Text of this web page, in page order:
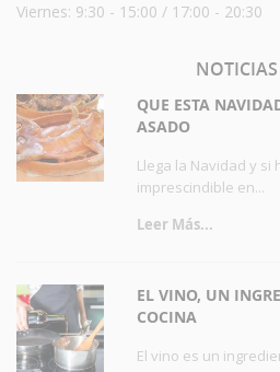
Viernes: 9:30 - 15:00 / 17:00 - 20:30
NOTICIAS
QUE ESTA
ASADO
Llega la Navidad y si
imprescindible en...
Leer Más...
EL VINO, UN
COCINA
El vino es un